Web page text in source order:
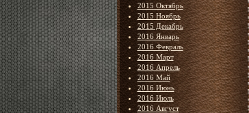
2015 Октябрь
2015 Ноябрь
2015 Декабрь
2016 Январь
2016 Февраль
2016 Март
2016 Апрель
2016 Май
2016 Июнь
2016 Июль
2016 Август